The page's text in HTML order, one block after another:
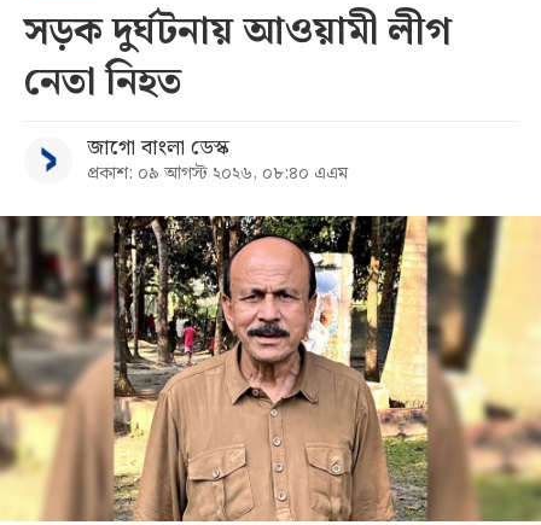
সড়ক দুর্ঘটনায় আওয়ামী লীগ
নেতা নিহত
জাগো বাংলা ডেস্ক
প্রকাশ: ০৯ আগস্ট ২০২৬, ০৮:৪০ এএম